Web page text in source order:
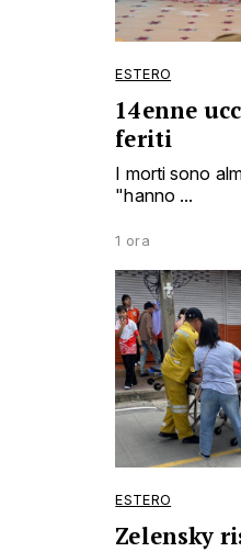
ESTERO
14enne
feriti
I morti sono
"hanno ...
1 ora
ESTERO
Zelensky